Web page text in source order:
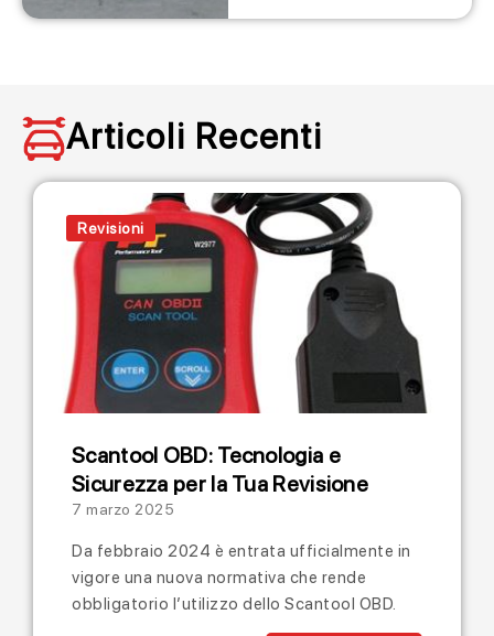
Articoli Recenti
Revisioni
Scantool OBD: Tecnologia e
Sicurezza per la Tua Revisione
7 marzo 2025
Da febbraio 2024 è entrata ufficialmente in
vigore una nuova normativa che rende
obbligatorio l’utilizzo dello Scantool OBD.